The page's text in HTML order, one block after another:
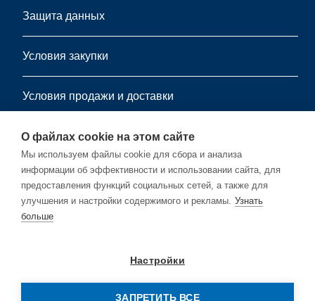
Защита данных
Условия закупки
Условия продажи и доставки
информационный листок
Подпишитесь на нашу бесплатную рассылку.
О файлах cookie на этом сайте
Мы используем файлы cookie для сбора и анализа
информации об эффективности и использовании сайта, для
предоставления функций социальных сетей, а также для
улучшения и настройки содержимого и рекламы. Узнать
больше
Настройки
ЗАПРЕТИТЬ ВСЕ